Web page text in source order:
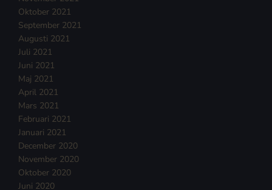
Oktober 2021
September 2021
Augusti 2021
Juli 2021
Juni 2021
Maj 2021
April 2021
Mars 2021
Februari 2021
Januari 2021
December 2020
November 2020
Oktober 2020
Juni 2020